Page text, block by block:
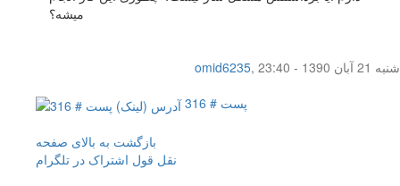
میشه؟
omid6235,
شنبه 21 آبان 1390 - 23:40
پست # 316
بازگشت به بالای صفحه
نقل قول اشتراک در تلگرام